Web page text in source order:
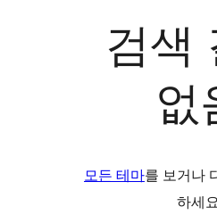
검색
없
모든 테마를 보거나
하세